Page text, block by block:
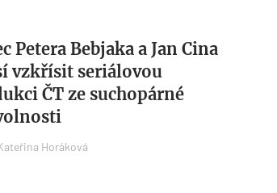
Petera Bebjaka a Jan Cina
vzkřísit seriálovou
ČT ze suchopárné
Horáková